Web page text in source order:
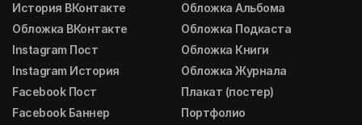
История ВКонтакте
Обложка ВКонтакте
Instagram Пост
Instagram История
Facebook Пост
Facebook Баннер
Обложка Альбома
Обложка Подкаста
Обложка Книги
Обложка Журнала
Плакат (постер)
Портфолио